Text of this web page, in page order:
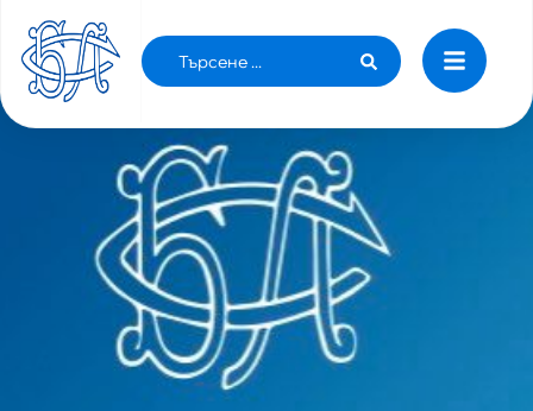
РК ХАСКОВО ОТКРИ ДАРИТЕЛСКА СМЕТКА
ЗА ПОСТРАДАЛИТЕ ОТ БЕДСТВИЯТА